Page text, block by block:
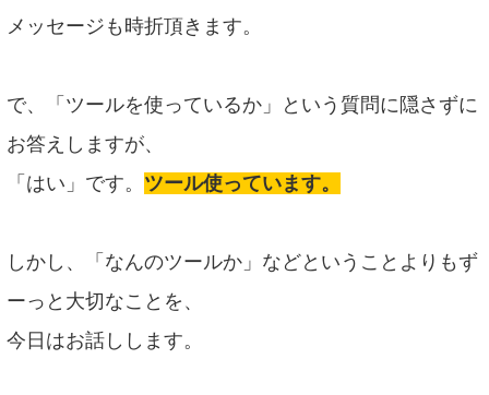
メッセージも時折頂きます。
で、「ツールを使っているか」という質問に隠さずに
お答えしますが、
「はい」です。 ツール使っています。
しかし、「なんのツールか」などということよりもず
ーっと大切なことを、
今日はお話しします。